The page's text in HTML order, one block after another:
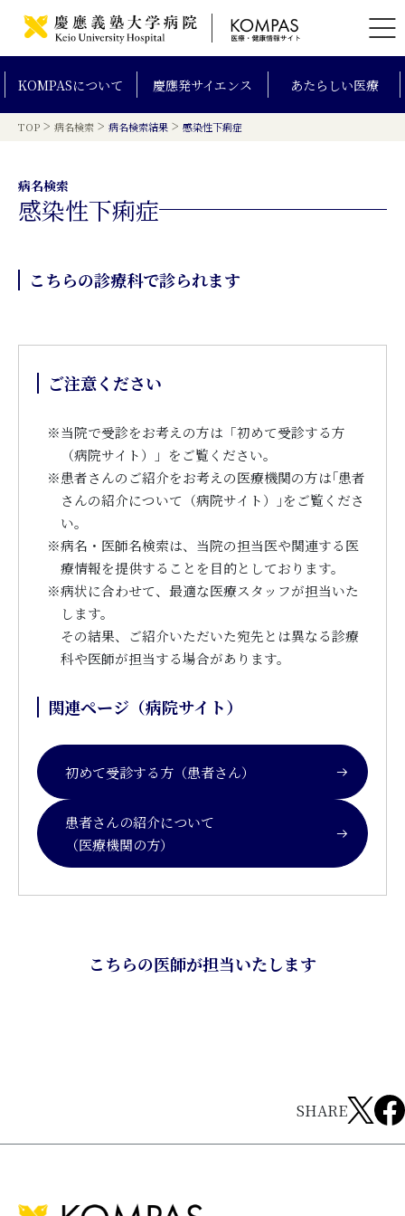
KOMPASについて 慶應発サイエンス あたらしい医療
TOP > 病名検索 > 病名検索結果 > 感染性下痢症
病名検索
感染性下痢症
こちらの診療科で診られます
ご注意ください
※当院で受診をお考えの方は「初めて受診する方
（病院サイト）」をご覧ください。
※患者さんのご紹介をお考えの医療機関の方は｢患者
さんの紹介について（病院サイト）｣をご覧くださ
い。
※病名・医師名検索は、当院の担当医や関連する医
療情報を提供することを目的としております。
※病状に合わせて、最適な医療スタッフが担当いた
します。
その結果、ご紹介いただいた宛先とは異なる診療
科や医師が担当する場合があります。
関連ページ（病院サイト）
初めて受診する方（患者さん）
患者さんの紹介について
（医療機関の方）
こちらの医師が担当いたします
SHARE